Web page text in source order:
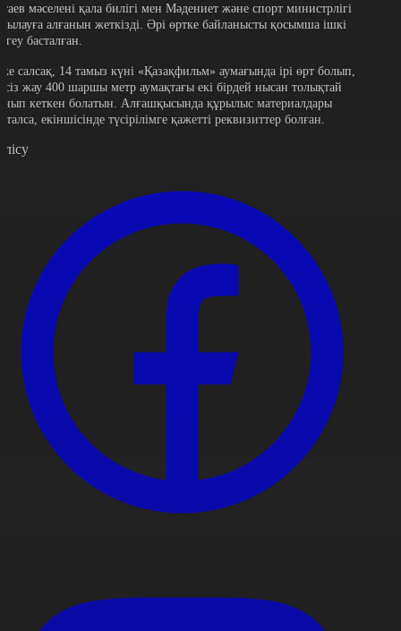
мәселені қала билігі мен Мәдениет және спорт министрлігі
алғанын жеткізді. Әрі өртке байланысты қосымша ішкі
басталған.
салсақ, 14 тамыз күні «Қазақфильм» аумағында ірі өрт болып,
жау 400 шаршы метр аумақтағы екі бірдей нысан толықтай
кеткен болатын. Алғашқысында құрылыс материалдары
екіншісінде түсірілімге қажетті реквизиттер болған.